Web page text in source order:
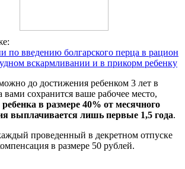
по введению болгарского перца в рацион
вскармливании и в прикорм ребенку
до достижения ребенком 3 лет в
вами сохранится ваше рабочее место,
ребенка в размере 40% от месячного
выплачивается лишь первые 1,5 года.
проведенный в декретном отпуске
в размере 50 рублей.